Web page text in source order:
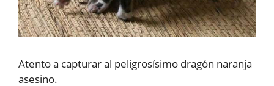
Atento a capturar al peligrosísimo dragón naranja
asesino.